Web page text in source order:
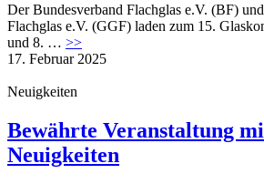
Der Bundesverband Flachglas e.V. (BF)
Flachglas e.V. (GGF) laden zum 15.
und 8. … >>
17. Februar 2025
Neuigkeiten
Bewährte Veranstaltung
Neuigkeiten